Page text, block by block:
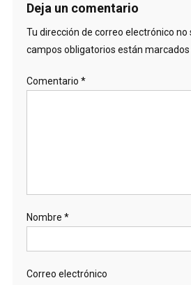
Deja un comentario
Tu dirección de correo electrónico no
campos obligatorios están marcados
Comentario *
Nombre *
Correo electrónico